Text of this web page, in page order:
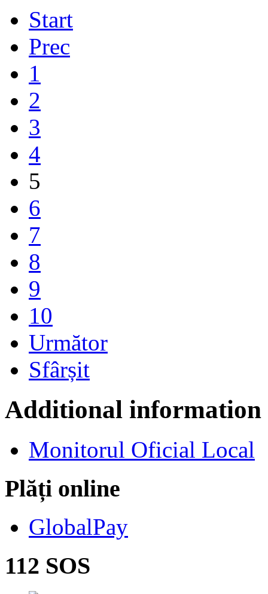
Start
Prec
1
2
3
4
5
6
7
8
9
10
Următor
Sfârșit
Additional information
Monitorul Oficial Local
Plăți online
GlobalPay
112 SOS